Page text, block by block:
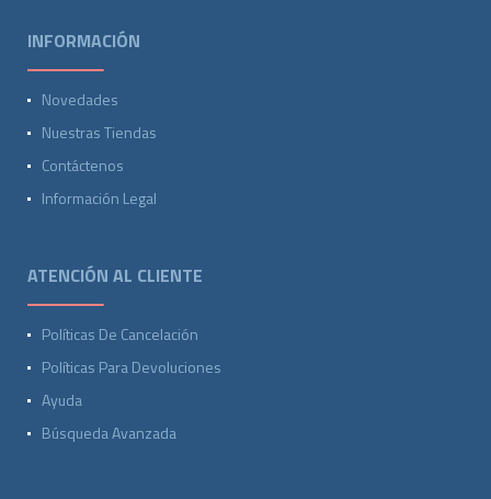
INFORMACIÓN
Novedades
Nuestras Tiendas
Contáctenos
Información Legal
ATENCIÓN AL CLIENTE
Políticas De Cancelación
Políticas Para Devoluciones
Ayuda
Búsqueda Avanzada